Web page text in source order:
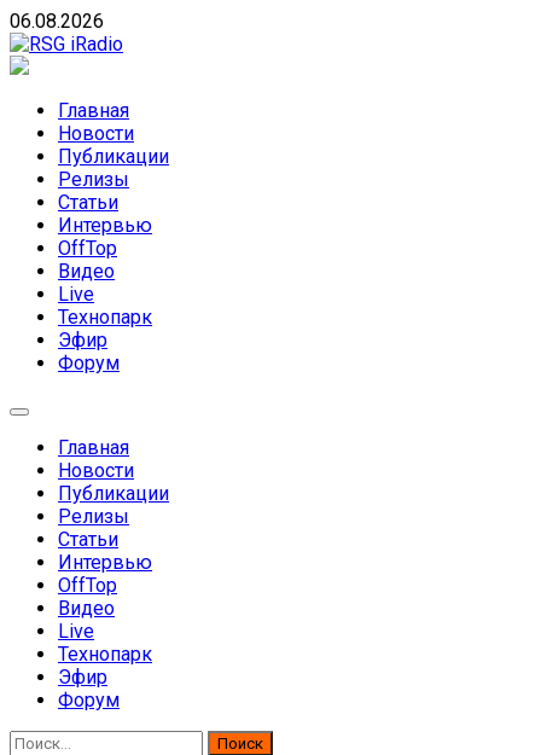
Skip
to
content
06.08.2026
направлений без возрастных ограничений
Главная
Новости
Публикации
Релизы
Статьи
Интервью
OffTop
Видео
Live
Технопарк
Эфир
Форум
Главная
Новости
Публикации
Релизы
Статьи
Интервью
OffTop
Видео
Live
Технопарк
Эфир
Форум
Найти: